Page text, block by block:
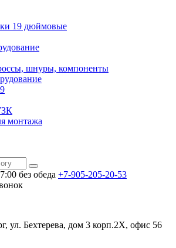
19 дюймовые
шнуры, компоненты
монтажа
без обеда +7-905-205-20-53
ул. Бехтерева, дом 3 корп.2X, офис 56